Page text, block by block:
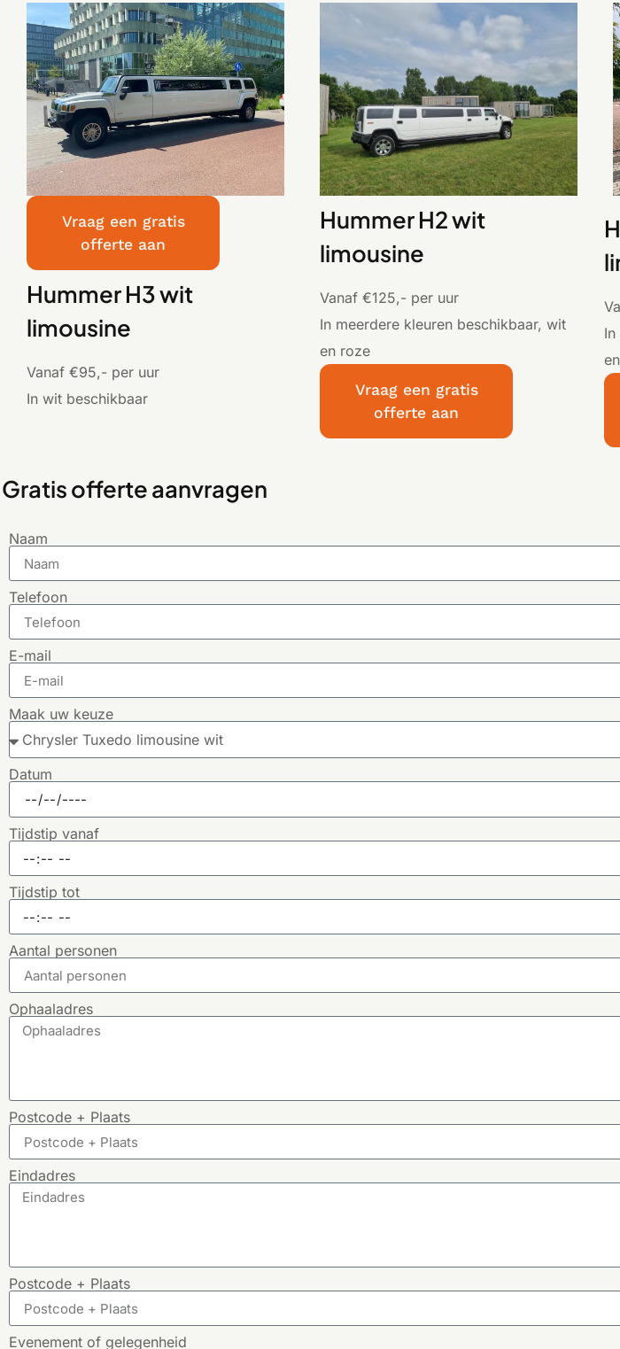
Vraag een gratis
offerte aan
Hummer H3 wit
limousine
Vanaf €95,- per uur
In wit beschikbaar
Hummer H2 wit
limousine
Vanaf €125,- per uur
In meerdere kleuren beschikbaar, wit
en roze
Vraag een gratis
offerte aan
Gratis offerte aanvragen
Naam
Telefoon
E-mail
Maak uw keuze
Datum
Tijdstip vanaf
Tijdstip tot
Aantal personen
Ophaaladres
Postcode + Plaats
Eindadres
Postcode + Plaats
Evenement of gelegenheid